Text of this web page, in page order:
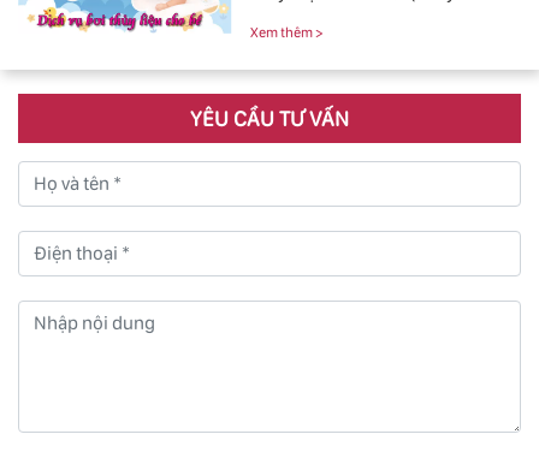
Xem thêm >
YÊU CẦU TƯ VẤN